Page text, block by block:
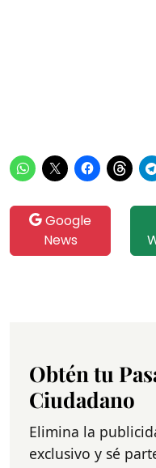
Google
News
Obtén tu
Ciudadano
Elimina la
exclusivo y sé